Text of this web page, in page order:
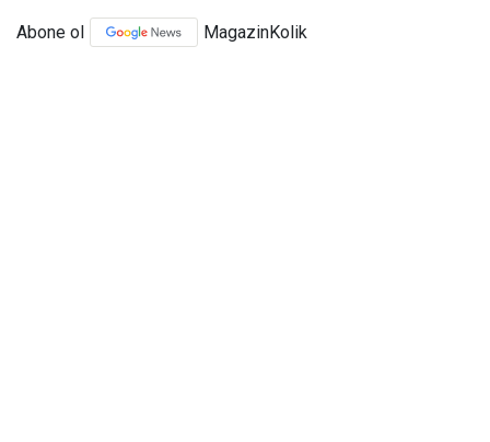
Abone ol MagazinKolik